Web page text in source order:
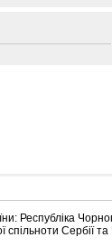
сайті
Республіка
спільноти Сербії та